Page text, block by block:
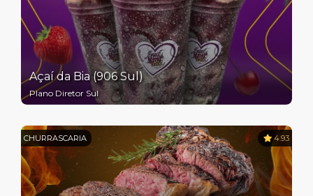
Açaí da Bia (906 Sul)
Plano Diretor Sul
CHURRASCARIA 4.93